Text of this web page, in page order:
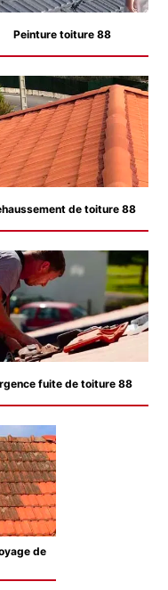
Peinture toiture 88
de toiture 88
fuite de toiture 88
de